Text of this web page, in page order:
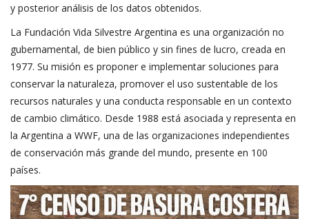
y posterior análisis de los datos obtenidos.
La Fundación Vida Silvestre Argentina es una organización no
gubernamental, de bien público y sin fines de lucro, creada en
1977. Su misión es proponer e implementar soluciones para
conservar la naturaleza, promover el uso sustentable de los
recursos naturales y una conducta responsable en un contexto
de cambio climático. Desde 1988 está asociada y representa en
la Argentina a WWF, una de las organizaciones independientes
de conservación más grande del mundo, presente en 100
países.